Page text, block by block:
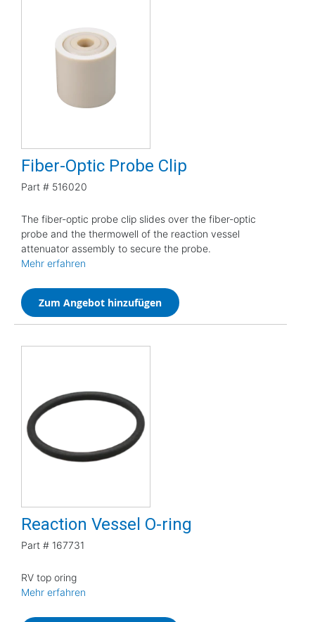
Fiber-Optic Probe Clip
Part # 516020
The fiber-optic probe clip slides over the fiber-optic
probe and the thermowell of the reaction vessel
attenuator assembly to secure the probe.
Mehr erfahren
Zum Angebot hinzufügen
Reaction Vessel O-ring
Part # 167731
RV top oring
Mehr erfahren